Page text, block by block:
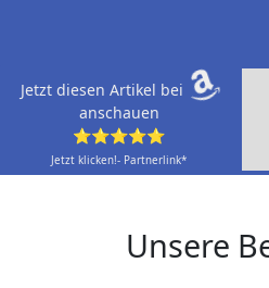
Jetzt diesen Artikel bei
anschauen
⭐⭐⭐⭐⭐
Jetzt klicken!- Partnerlink*
Unsere